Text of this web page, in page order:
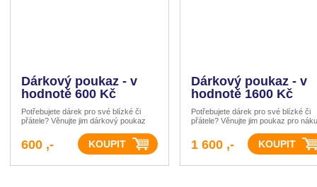
Dárkový poukaz - v
hodnotě 600 Kč
Potřebujete dárek pro své blízké či
přátele? Věnujte jim dárkový poukaz
jméno, má individuální identifikační číslo
kódu, které je rozpoznáno při
objednávce některého z
600 ,-
Dárkový poukaz - v
hodnotě 1600 Kč
Potřebujete dárek pro své blízké či
přátele? Věnujte jim poukaz pro
horoskopy jsou zpracovávány podle
přesných kalkulací pozic planet v
narození. Odpovídají jedinečnému
astrologickému
1 600 ,-